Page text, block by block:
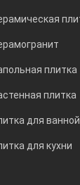
плитка
плитка
для ванной
для кухни